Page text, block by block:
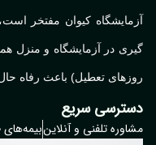
کیوان مفتخر است، با
تعطیل) باعث رفاه حال
سریع
تلفنی و آنلاینبیمه‌های طرف